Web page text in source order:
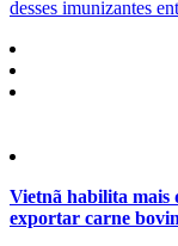
desses imunizantes
Vietnã habilita mais
exportar carne